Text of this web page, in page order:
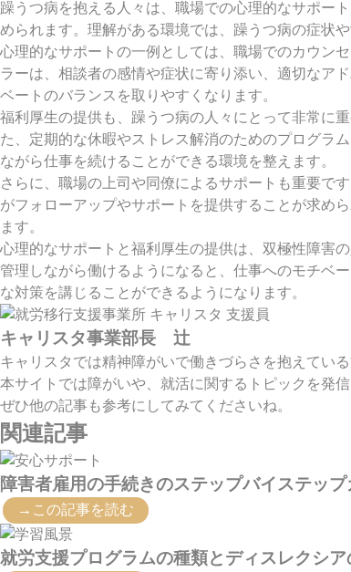
躁うつ病を抱える人々は、職場での心理的なサポー
められます。理解がある環境では、躁うつ病の症状
心理的なサポートの一例としては、職場でのカウン
ラーは、相談者の感情や症状に寄り添い、適切なア
ベートのバランスを取りやすくなります。
福利厚生の提供も、躁うつ病の人々にとって非常に
た、定期的な休暇やストレス解消のためのプログラ
ながら仕事を続けることができる環境を整えます。
さらに、職場の上司や同僚によるサポートも重要で
がフォローアップやサポートを提供することが求め
ます。
心理的なサポートと福利厚生の提供は、双極性障害
管理しながら働けるようになると、仕事へのモチベ
な対策を講じることができるようになります。
キャリスタ事業部長 辻
キャリスタでは精神障がいで働きづらさを抱えてい
本サイトでは障がいや、就活に関するトピックを発信
ぜひ他の記事も参考にしてみてくださいね。
関連記事
障害者雇用の手続きのステップバイステッ
→この記事を読む
就労支援プログラムの種類とディスレクシ